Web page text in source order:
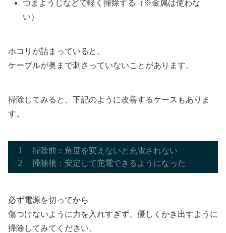
つまようじなどで軽く掃除する（※金属は使わな
い）
ホコリが詰まっていると、
ケーブルが奥まで刺さっていないことがあります。
掃除してみると、下記のように改善するケースもありま
す。
掃除前：角度を変えないと充電されない
必ず電源を切ってから
傷つけないように力を入れすぎず、優しくかき出すように
掃除してみてください。